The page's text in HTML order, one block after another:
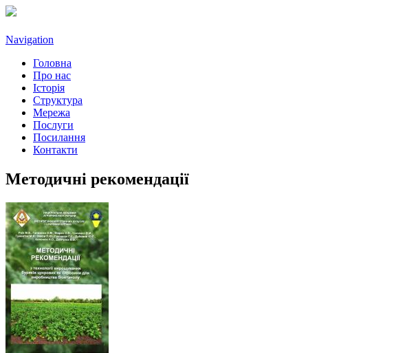
Navigation
Головна
Про нас
Історія
Структура
Мережа
Послуги
Посилання
Контакти
Методичні рекомендації